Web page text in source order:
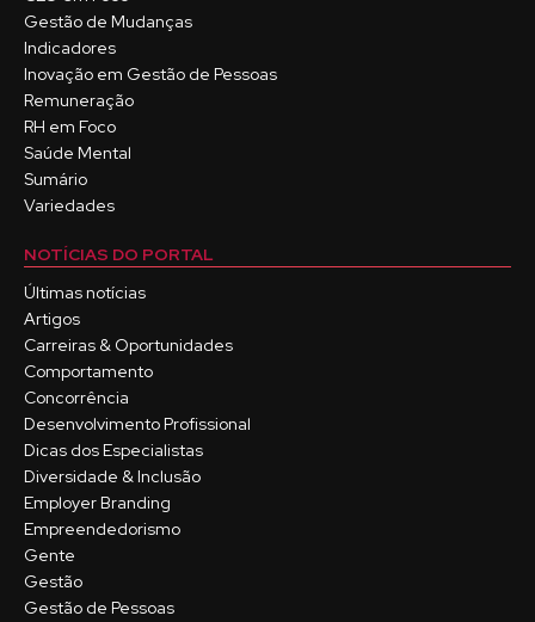
Gestão de Mudanças
Indicadores
Inovação em Gestão de Pessoas
Remuneração
RH em Foco
Saúde Mental
Sumário
Variedades
NOTÍCIAS DO PORTAL
Últimas notícias
Artigos
Carreiras & Oportunidades
Comportamento
Concorrência
Desenvolvimento Profissional
Dicas dos Especialistas
Diversidade & Inclusão
Employer Branding
Empreendedorismo
Gente
Gestão
Gestão de Pessoas